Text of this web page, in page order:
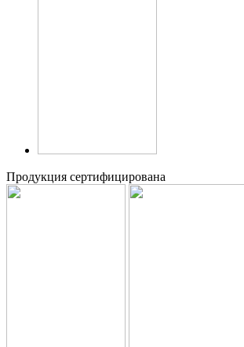
Продукция сертифицирована